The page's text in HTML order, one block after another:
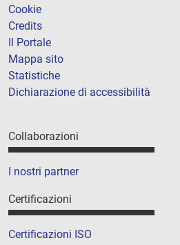
Cookie
Credits
Il Portale
Mappa sito
Statistiche
Dichiarazione di accessibilità
Collaborazioni
I nostri partner
Certificazioni
Certificazioni ISO